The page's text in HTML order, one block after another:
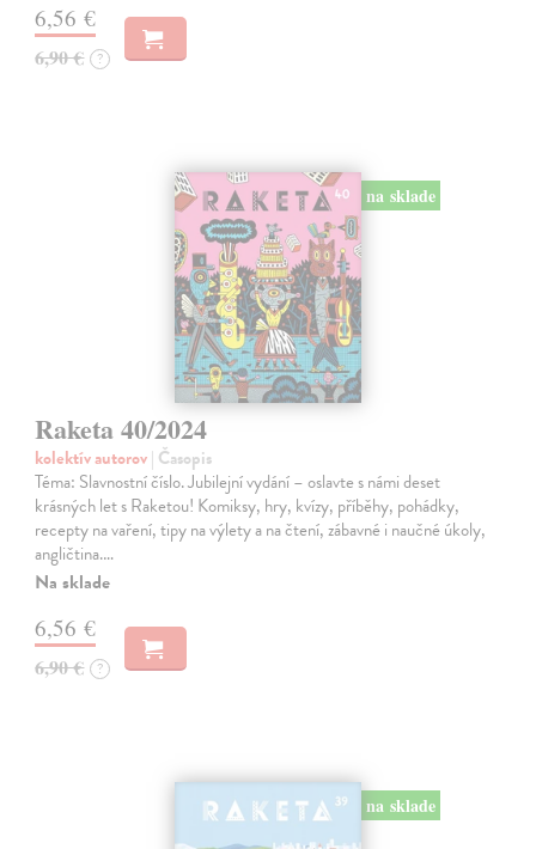
6,56 €
6,90 € ?
na sklade
Raketa 40/2024
kolektív autorov| Časopis
Téma: Slavnostní číslo. Jubilejní vydání – oslavte s námi deset
krásných let s Raketou! Komiksy, hry, kvízy, příběhy, pohádky,
recepty na vaření, tipy na výlety a na čtení, zábavné i naučné úkoly,
angličtina.…
Na sklade
6,56 €
6,90 € ?
na sklade